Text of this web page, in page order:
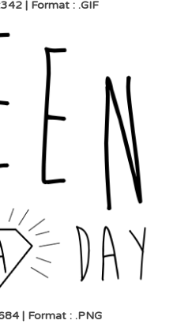
| Format : .GIF
| Format : .PNG